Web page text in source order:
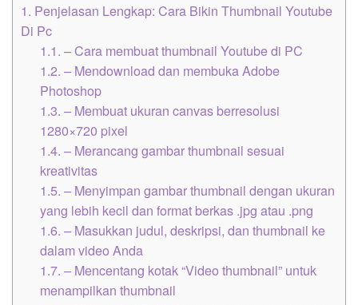
1. Penjelasan Lengkap: Cara Bikin Thumbnail Youtube
Di Pc
1.1. – Cara membuat thumbnail Youtube di PC
1.2. – Mendownload dan membuka Adobe
Photoshop
1.3. – Membuat ukuran canvas berresolusi
1280×720 pixel
1.4. – Merancang gambar thumbnail sesuai
kreativitas
1.5. – Menyimpan gambar thumbnail dengan ukuran
yang lebih kecil dan format berkas .jpg atau .png
1.6. – Masukkan judul, deskripsi, dan thumbnail ke
dalam video Anda
1.7. – Mencentang kotak “Video thumbnail” untuk
menampilkan thumbnail